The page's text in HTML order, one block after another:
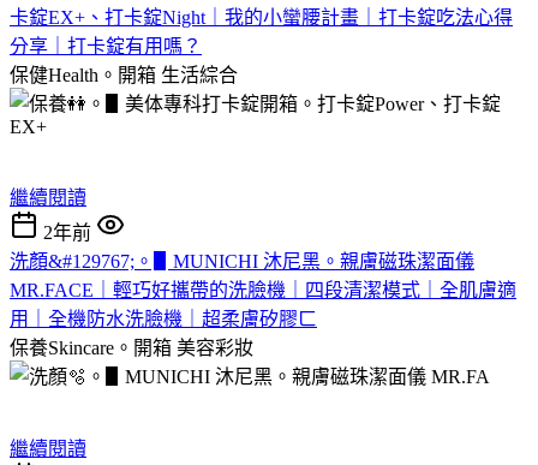
卡錠EX+、打卡錠Night｜我的小蠻腰計畫｜打卡錠吃法心得
分享｜打卡錠有用嗎？
保健Health。開箱 生活綜合
繼續閱讀
2年前
洗顏&#129767;。▋MUNICHI 沐尼黑。親膚磁珠潔面儀
MR.FACE｜輕巧好攜帶的洗臉機｜四段清潔模式｜全肌膚適
用｜全機防水洗臉機｜超柔膚矽膠ㄈ
保養Skincare。開箱 美容彩妝
繼續閱讀